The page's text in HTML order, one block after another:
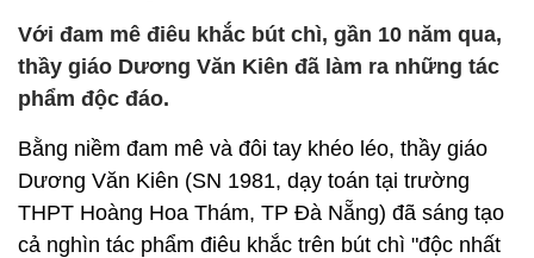
Với đam mê điêu khắc bút chì, gần 10 năm qua,
thầy giáo Dương Văn Kiên đã làm ra những tác
phẩm độc đáo.
Bằng niềm đam mê và đôi tay khéo léo, thầy giáo
Dương Văn Kiên (SN 1981, dạy toán tại trường
THPT Hoàng Hoa Thám, TP Đà Nẵng) đã sáng tạo
cả nghìn tác phẩm điêu khắc trên bút chì "độc nhất